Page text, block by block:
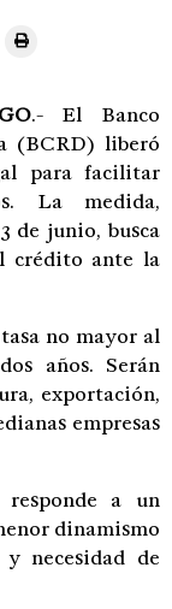
.- El Banco
(BCRD) liberó
para facilitar
La medida,
de junio, busca
crédito ante la
no mayor al
años. Serán
exportación,
empresas
a un
dinamismo
necesidad de